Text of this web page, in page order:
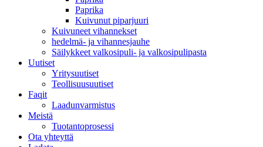
Paprika
Kuivunut piparjuuri
Kuivuneet vihannekset
hedelmä- ja vihannesjauhe
Säilykkeet valkosipuli- ja valkosipulipasta
Uutiset
Yritysuutiset
Teollisuusuutiset
Faqit
Laadunvarmistus
Meistä
Tuotantoprosessi
Ota yhteyttä